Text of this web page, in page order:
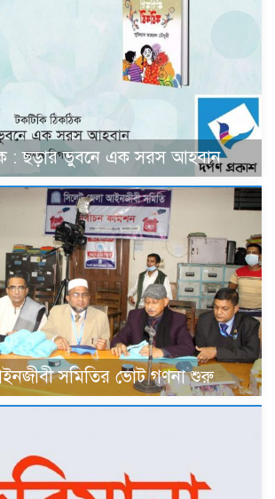
: ছড়ার ভুবনে এক সরস আহবান
সমিতির ভোট গণনা শুরু